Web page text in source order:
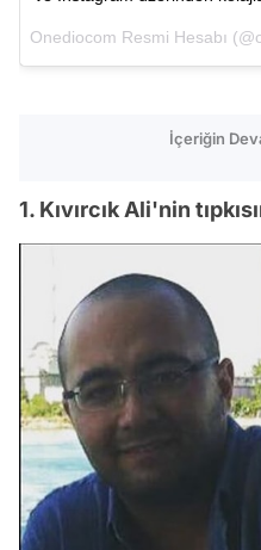
İçeriğin
1. Kıvırcık Ali'nin